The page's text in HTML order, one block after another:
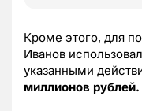
Кроме этого, для
Иванов
указанными
миллионов рублей.